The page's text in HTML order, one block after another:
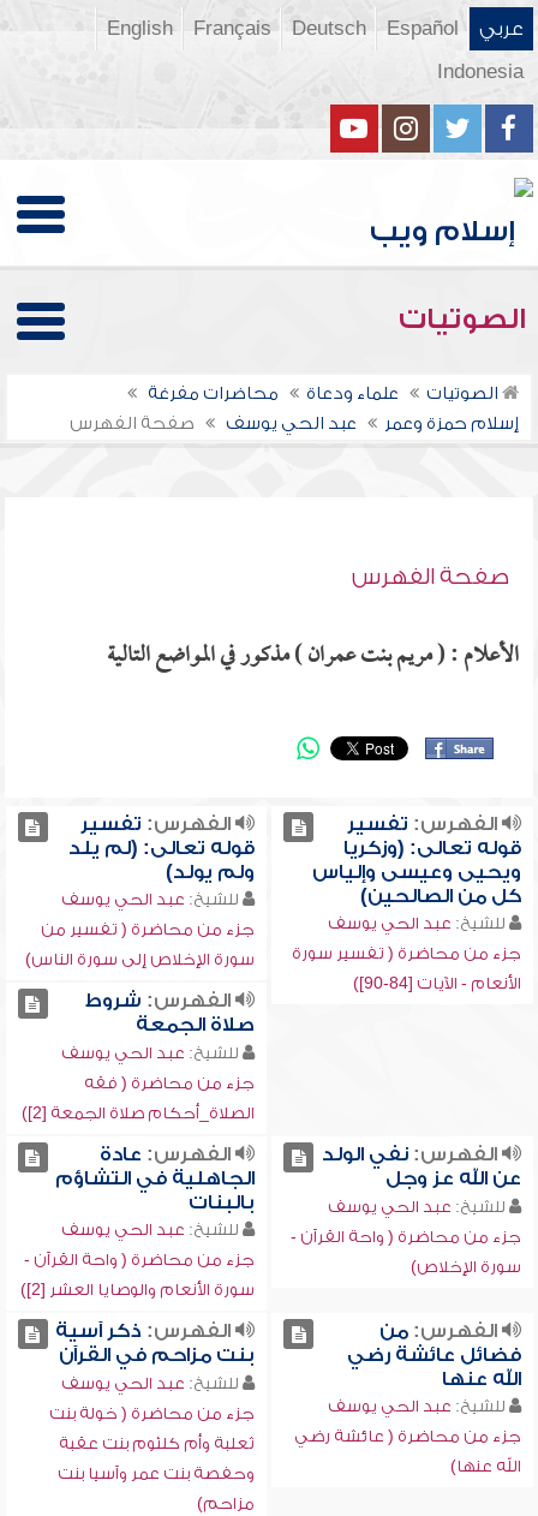
عربي Español
Deutsch
Français
English
Indonesia
الصوتيات
الصوتيات علماء ودعاة
محاضرات مفرغة
إسلام حمزة وعمر
عبد الحي يوسف صفحة الفهرس
صفحة الفهرس
الأعلام : ( مريم بنت عمران ) مذكور في المواضع التالية
الفهرس: تفسير
قوله تعالى: (وزكريا
ويحيى وعيسى وإلياس
كل من الصالحين)
للشيخ: عبد الحي يوسف
جزء من محاضرة ( تفسير سورة
الأنعام - الآيات [84-90])
الفهرس: تفسير
قوله تعالى: (لم يلد
ولم يولد)
للشيخ: عبد الحي يوسف
جزء من محاضرة ( تفسير من
سورة الإخلاص إلى سورة الناس)
الفهرس: شروط
صلاة الجمعة
للشيخ: عبد الحي يوسف
جزء من محاضرة ( فقه
الصلاة_أحكام صلاة الجمعة [2])
الفهرس:نفي الولد
عن الله عز وجل
للشيخ: عبد الحي يوسف
جزء من محاضرة ( واحة القرآن -
سورة الإخلاص)
الفهرس: عادة
الجاهلية في التشاؤم
بالبنات
للشيخ: عبد الحي يوسف
جزء من محاضرة ( واحة القرآن -
سورة الأنعام والوصايا العشر [2])
الفهرس:من
فضائل عائشة رضي
الله عنها
للشيخ: عبد الحي يوسف
جزء من محاضرة ( عائشة رضي
الله عنها)
الفهرس: ذكر آسية
بنت مزاحم في القرآن
للشيخ: عبد الحي يوسف
جزء من محاضرة ( خولة بنت
ثعلبة وأم كلثوم بنت عقبة
وحفصة بنت عمر وآسيا بنت
مزاحم)